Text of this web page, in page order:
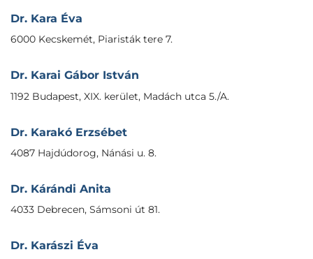
Dr. Kara Éva
6000 Kecskemét, Piaristák tere 7.
Dr. Karai Gábor István
1192 Budapest, XIX. kerület, Madách utca 5./A.
Dr. Karakó Erzsébet
4087 Hajdúdorog, Nánási u. 8.
Dr. Kárándi Anita
4033 Debrecen, Sámsoni út 81.
Dr. Karászi Éva